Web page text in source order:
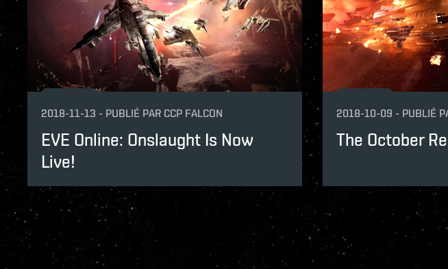
2018-11-13 - PUBLIÉ PAR CCP FALCON
EVE Online: Onslaught Is Now
Live!
2018-10-09 - PUBLIÉ
The October